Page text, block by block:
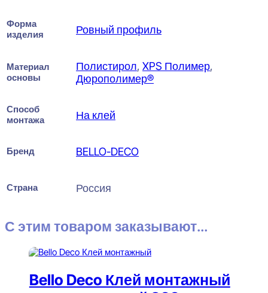
Форма
изделия
Ровный профиль
Материал
основы
Полистирол, XPS Полимер,
Дюрополимер®
Способ
монтажа
На клей
Бренд BELLO-DECO
Страна Россия
С этим товаром заказывают...
Bello Deco Клей монтажный